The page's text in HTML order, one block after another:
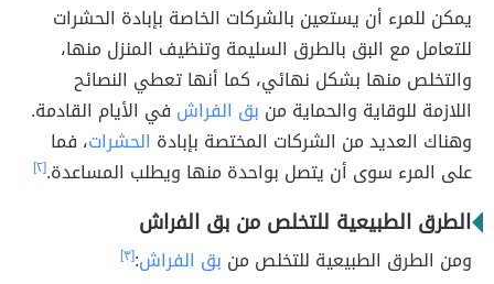
يمكن للمرء أن يستعين بالشركات الخاصة بإبادة الحشرات
للتعامل مع البق بالطرق السليمة وتنظيف المنزل منها،
والتخلص منها بشكل نهائي، كما أنها تعطي النصائح
اللازمة للوقاية والحماية من بق الفراش في الأيام القادمة.
وهناك العديد من الشركات المختصة بإبادة الحشرات، فما
على المرء سوى أن يتصل بواحدة منها ويطلب المساعدة.[٢]
الطرق الطبيعية للتخلص من بق الفراش
ومن الطرق الطبيعية للتخلص من بق الفراش:[٣]